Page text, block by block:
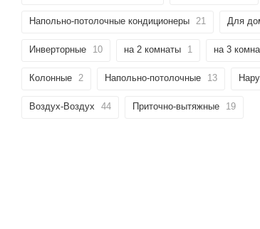
Напольно-потолочные кондиционеры 21 Для
Инверторные 10 на 2 комнаты 1 на 3
Колонные 2 Напольно-потолочные 13
Воздух-Воздух 44 Приточно-вытяжные 19